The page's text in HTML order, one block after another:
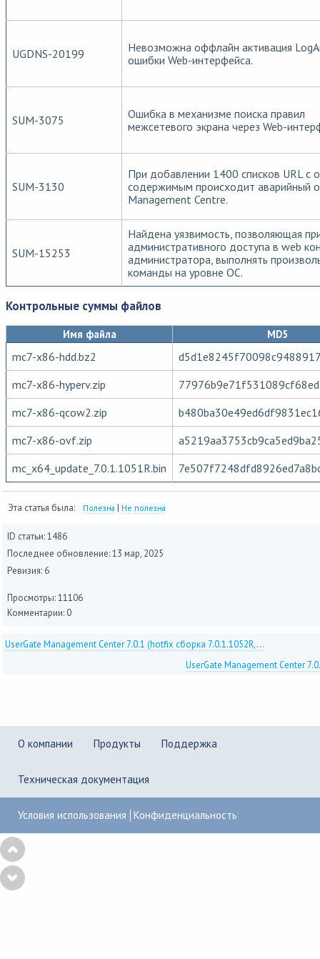
UGDNS-20199
Невозможна оффлайн активация
ошибки Web-интерфейса.
SUM-3075
Ошибка в механизме поиска правил
межсетевого экрана через Web-
SUM-3130
При добавлении 1400 списков URL с
содержимым происходит аварийный
Management Centre.
SUM-15253
Найдена уязвимость, позволяющая
административного доступа в web
администратора, выполнять
команды на уровне ОС.
Контрольные суммы файлов
Имя файла MD5
mc7-x86-hdd.bz2
mc7-x86-hyperv.zip
mc7-x86-qcow2.zip
mc7-x86-ovf.zip
mc_x64_update_7.0.1.1051R.bin
Эта статья была: Полезна | Не полезна
ID статьи: 1486
Последнее обновление:13 мар, 2025
Ревизия: 6
Просмотры: 11106
Комментарии: 0
UserGate Management Center 7.0.1 (hotfix сборка 7.0.1.1052R,...
UserGate Management Center
О компании Продукты Поддержка
Техническая документация
Условия использования Конфиденциальность